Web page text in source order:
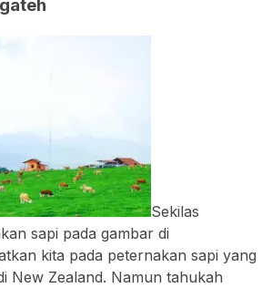
Sekilas
sapi pada gambar di
kita pada peternakan sapi yang
New Zealand. Namun tahukah